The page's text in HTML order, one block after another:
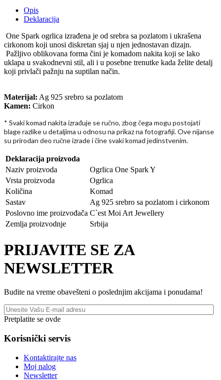
Opis
Deklaracija
One Spark ogrlica izrađena je od srebra sa pozlatom i ukrašena
cirkonom koji unosi diskretan sjaj u njen jednostavan dizajn.
Pažljivo oblikovana forma čini je komadom nakita koji se lako
uklapa u svakodnevni stil, ali i u posebne trenutke kada želite detalj
koji privlači pažnju na suptilan način.
Materijal: Ag 925 srebro sa pozlatom
Kamen: Cirkon
* Svaki komad nakita izrađuje se ručno, zbog čega mogu postojati
blage razlike u detaljima u odnosu na prikaz na fotografiji. Ove nijanse
su prirodan deo ručne izrade i čine svaki komad jedinstvenim.
Deklaracija proizvoda
Naziv proizvoda
Ogrlica One Spark Y
Vrsta proizvoda
Ogrlica
Količina
Komad
Sastav
Ag 925 srebro sa pozlatom i cirkonom
Poslovno ime proizvođača C`est Moi Art Jewellery
Zemlja proizvodnje
Srbija
PRIJAVITE SE ZA
NEWSLETTER
Budite na vreme obavešteni o poslednjim akcijama i ponudama!
Pretplatite se ovde
Korisnički servis
Kontaktirajte nas
Moj nalog
Newsletter